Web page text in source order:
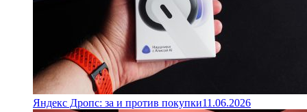
Яндекс Дропс: за и против покупки11.06.2026